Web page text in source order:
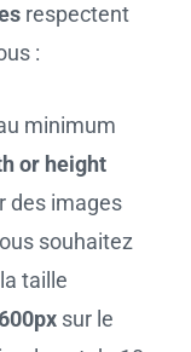
respectent
:
minimum
or height
des images
souhaitez
taille
sur le